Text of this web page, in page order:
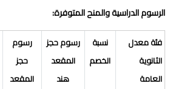
الرسوم الدراسية والمنح المتوفرة:
فئة معدل
الثانوية
العامة
نسبة
الخصم
رسوم حجز
المقعد
هند
رسوم
حجز
المقعد